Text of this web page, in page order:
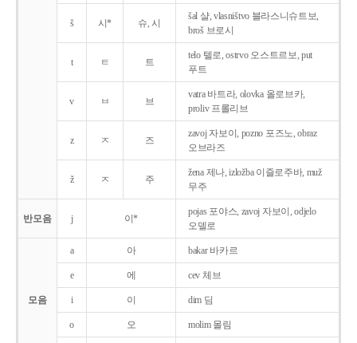
š 시* 슈, 시
šal 샬, vlasništvo 블라스니슈트보,
broš 브로시
t ㅌ 트
telo 텔로, ostrvo 오스트르보, put
푸트
v ㅂ 브
vatra 바트라, olovka 올로브카,
proliv 프롤리브
z ㅈ 즈
zavoj 자보이, pozno 포즈노, obraz
오브라즈
ž ㅈ 주
žena 제나, izložba 이즐로주바, muž
무주
반모음 j 이*
pojas 포야스, zavoj 자보이, odjelo
오델로
모음
a 아 bakar 바카르
e 에 cev 체브
i 이 dim 딤
o 오 molim 몰림